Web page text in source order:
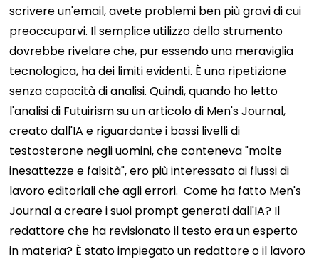
scrivere un'email, avete problemi ben più gravi di cui
preoccuparvi. Il semplice utilizzo dello strumento
dovrebbe rivelare che, pur essendo una meraviglia
tecnologica, ha dei limiti evidenti. È una ripetizione
senza capacità di analisi. Quindi, quando ho letto
l'analisi di Futuirism su un articolo di Men's Journal,
creato dall'IA e riguardante i bassi livelli di
testosterone negli uomini, che conteneva "molte
inesattezze e falsità", ero più interessato ai flussi di
lavoro editoriali che agli errori. Come ha fatto Men's
Journal a creare i suoi prompt generati dall'IA? Il
redattore che ha revisionato il testo era un esperto
in materia? È stato impiegato un redattore o il lavoro